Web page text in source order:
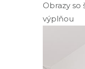
Obrazy so
výplňou